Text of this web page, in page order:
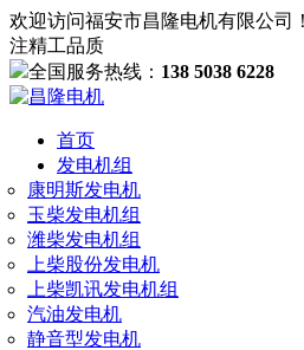
欢迎访问福安市昌隆电机有限公司
注精工品质
全国服务热线： 138 5038 6228
首页
发电机组
康明斯发电机
玉柴发电机组
潍柴发电机组
上柴股份发电机
上柴凯讯发电机组
汽油发电机
静音型发电机